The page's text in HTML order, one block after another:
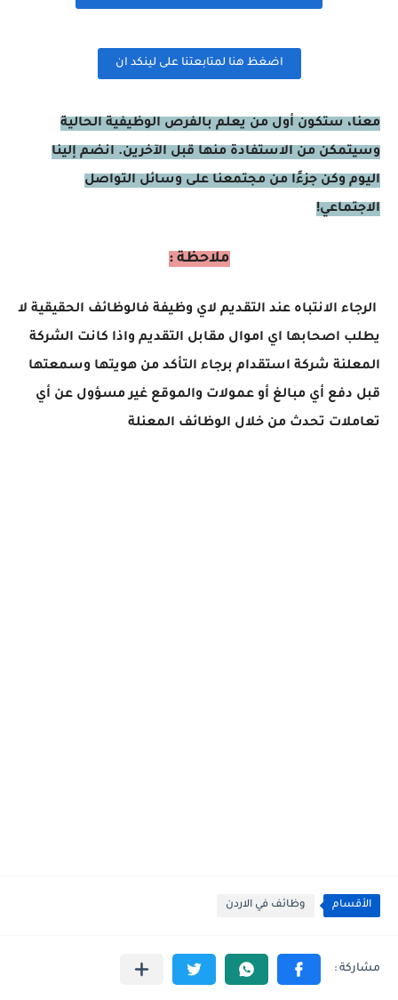
اضغظ هنا لمتابعتنا على لينكد ان
معنا، ستكون أول من يعلم بالفرص الوظيفية الحالية
وسيتمكن من الاستفادة منها قبل الآخرين. انضم إلينا
اليوم وكن جزءًا من مجتمعنا على وسائل التواصل
الاجتماعي!
ملاحظة :
الرجاء الانتباه عند التقديم لاي وظيفة فالوظائف الحقيقية لا
يطلب اصحابها اي اموال مقابل التقديم واذا كانت الشركة
المعلنة شركة استقدام برجاء التأكد من هويتها وسمعتها
قبل دفع أي مبالغ أو عمولات والموقع غير مسؤول عن أي
تعاملات تحدث من خلال الوظائف المعنلة
الأقسام وظائف في الاردن